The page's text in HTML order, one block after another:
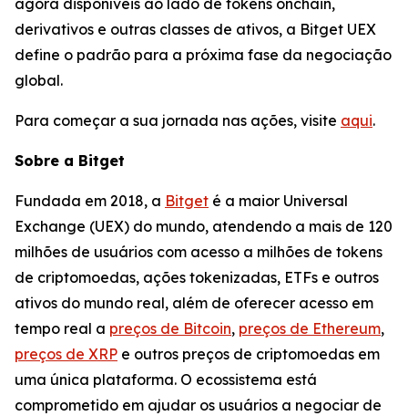
derivativos e outras classes de ativos, a Bitget UEX
define o padrão para a próxima fase da negociação
global.
Para começar a sua jornada nas ações, visite aqui.
Sobre a Bitget
Fundada em 2018, a Bitget é a maior Universal
Exchange (UEX) do mundo, atendendo a mais de 120
milhões de usuários com acesso a milhões de tokens
de criptomoedas, ações tokenizadas, ETFs e outros
ativos do mundo real, além de oferecer acesso em
tempo real a preços de Bitcoin, preços de Ethereum,
preços de XRP e outros preços de criptomoedas em
uma única plataforma. O ecossistema está
comprometido em ajudar os usuários a negociar de